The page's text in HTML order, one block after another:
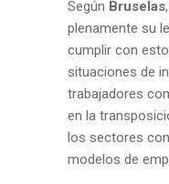
Según Bruselas
plenamente su
cumplir con
situaciones de
trabajadores
en la
los sectores
modelos de